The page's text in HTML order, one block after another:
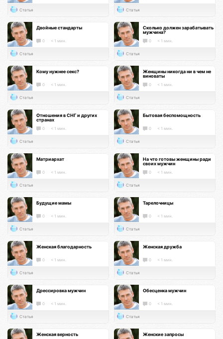
Статья Статья
Двойные стандарты
0 < 1 мин.
Статья
Сколько должен зарабатывать
мужчина?
0 < 1 мин.
Статья
Кому нужнее секс?
0 < 1 мин.
Статья
Женщины никогда ни в чем не
виноваты
0 < 1 мин.
Статья
Отношения в СНГ и других
странах
0 < 1 мин.
Статья
Бытовая беспомощность
0 < 1 мин.
Статья
Матриархат
0 < 1 мин.
Статья
На что готовы женщины ради
своих мужчин
0 < 1 мин.
Статья
Будущие мамы
0 < 1 мин.
Статья
Тарелочницы
0 < 1 мин.
Статья
Женская благодарность
0 < 1 мин.
Статья
Женская дружба
0 < 1 мин.
Статья
Дрессировка мужчин
0 < 1 мин.
Статья
Обесценка мужчин
0 < 1 мин.
Статья
Женская верность Женские запросы